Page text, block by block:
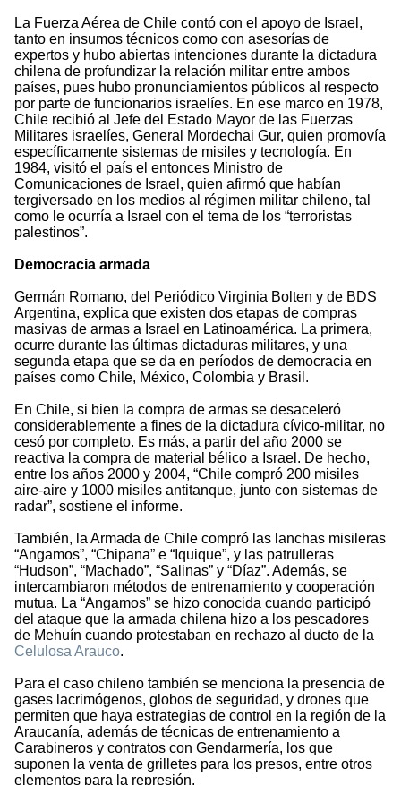
La Fuerza Aérea de Chile contó con el apoyo de Israel,
tanto en insumos técnicos como con asesorías de
expertos y hubo abiertas intenciones durante la dictadura
chilena de profundizar la relación militar entre ambos
países, pues hubo pronunciamientos públicos al respecto
por parte de funcionarios israelíes. En ese marco en 1978,
Chile recibió al Jefe del Estado Mayor de las Fuerzas
Militares israelíes, General Mordechai Gur, quien promovía
específicamente sistemas de misiles y tecnología. En
1984, visitó el país el entonces Ministro de
Comunicaciones de Israel, quien afirmó que habían
tergiversado en los medios al régimen militar chileno, tal
como le ocurría a Israel con el tema de los “terroristas
palestinos”.
Democracia armada
Germán Romano, del Periódico Virginia Bolten y de BDS
Argentina, explica que existen dos etapas de compras
masivas de armas a Israel en Latinoamérica. La primera,
ocurre durante las últimas dictaduras militares, y una
segunda etapa que se da en períodos de democracia en
países como Chile, México, Colombia y Brasil.
En Chile, si bien la compra de armas se desaceleró
considerablemente a fines de la dictadura cívico-militar, no
cesó por completo. Es más, a partir del año 2000 se
reactiva la compra de material bélico a Israel. De hecho,
entre los años 2000 y 2004, “Chile compró 200 misiles
aire-aire y 1000 misiles antitanque, junto con sistemas de
radar”, sostiene el informe.
También, la Armada de Chile compró las lanchas misileras
“Angamos”, “Chipana” e “Iquique”, y las patrulleras
“Hudson”, “Machado”, “Salinas” y “Díaz”. Además, se
intercambiaron métodos de entrenamiento y cooperación
mutua. La “Angamos” se hizo conocida cuando participó
del ataque que la armada chilena hizo a los pescadores
de Mehuín cuando protestaban en rechazo al ducto de la
Celulosa Arauco.
Para el caso chileno también se menciona la presencia de
gases lacrimógenos, globos de seguridad, y drones que
permiten que haya estrategias de control en la región de la
Araucanía, además de técnicas de entrenamiento a
Carabineros y contratos con Gendarmería, los que
suponen la venta de grilletes para los presos, entre otros
elementos para la represión.